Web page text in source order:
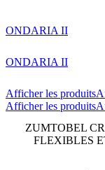
ONDARIA II
ONDARIA II
Afficher les produits
Afficher les produits
ZUMTOBEL
FLEXIBLES